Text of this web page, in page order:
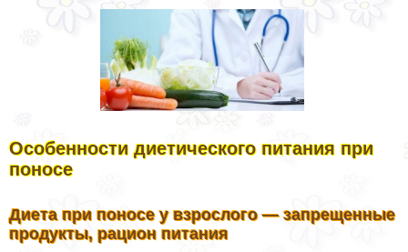
Особенности диетического питания при
поносе
Диета при поносе у взрослого — запрещенные
продукты, рацион питания